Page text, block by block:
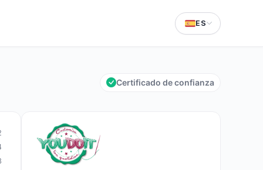
ES
Certificado de confianza